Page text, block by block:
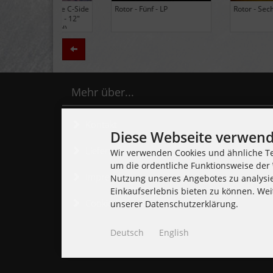
Black Lung - Ancients - LP
(Limited Edition Colored
Daily Thompson - Glue -
Zurück
Mehr über...
Lieferzeit
Impressum
Cookie Einstellungen
Diese Webseite
Wir verwenden Cookies und ähnliche
um die ordentliche Funktionsweise
Nutzung unseres Angebotes zu
Einkaufserlebnis bieten zu können.
unserer Datenschutzerklärung.
Deutsch English